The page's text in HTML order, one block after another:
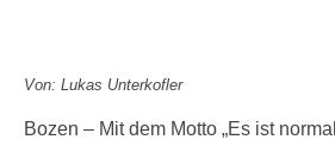
Von: Lukas Unterkofler
Bozen – Mit dem Motto „Es ist